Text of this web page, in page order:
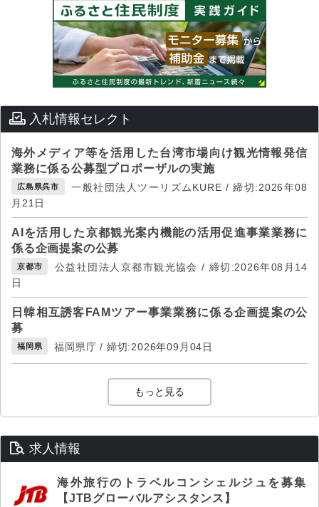
入札情報セレクト
海外メディア等を活用した台湾市場向け観光情報発信
業務に係る公募型プロポーザルの実施
広島県呉市
一般社団法人ツーリズムKURE / 締切:2026年08
月21日
AIを活用した京都観光案内機能の活用促進事業業務に
係る企画提案の公募
京都市
公益社団法人京都市観光協会 / 締切:2026年08月14
日
日韓相互誘客FAMツアー事業業務に係る企画提案の公
募
福岡県 福岡県庁 / 締切:2026年09月04日
もっと見る
求人情報
海外旅行のトラベルコンシェルジュを募集
【JTBグローバルアシスタンス】